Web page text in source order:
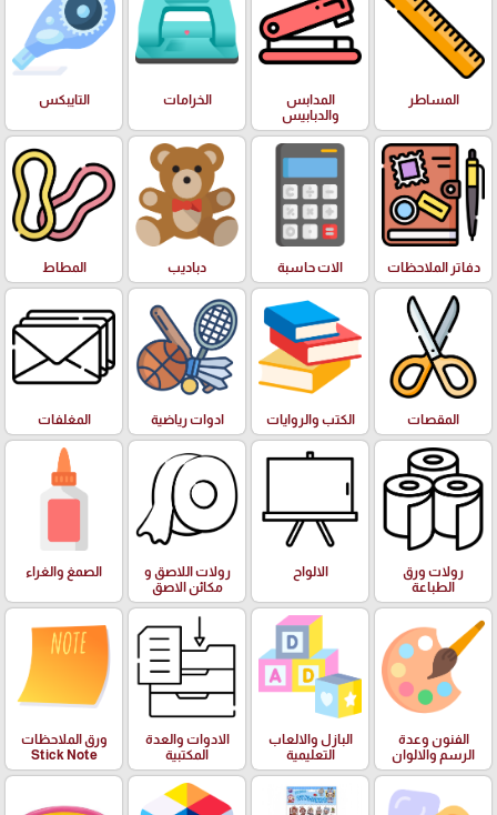
المساطر
المدابس
والدبابيس
الخرامات التايبكس
دفاتر الملاحظات الات حاسبة دباديب المطاط
المقصات الكتب والروايات ادوات رياضية المغلفات
رولات ورق
الطباعة
الالواح
رولات اللاصق و
مكائن الاصق
الصمغ والغراء
الفنون وعدة
الرسم والالوان
البازل والالعاب
التعليمية
الادوات والعدة
المكتبية
ورق الملاحظات
Stick Note